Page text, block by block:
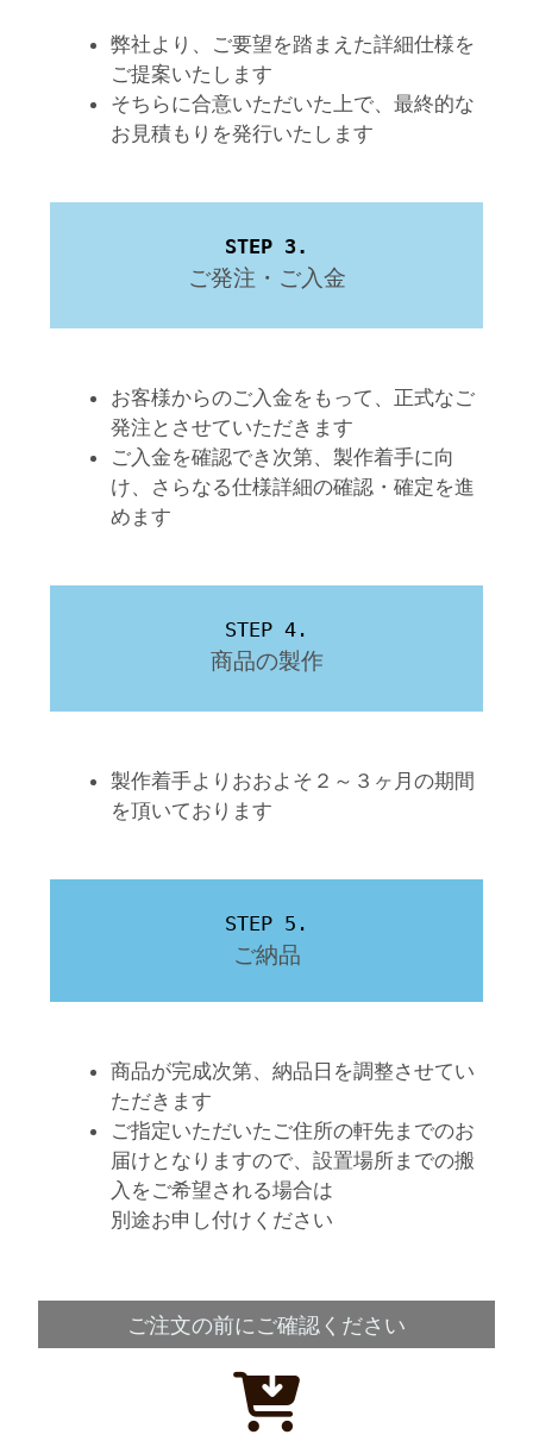
弊社より、ご要望を踏まえた詳細仕様を
ご提案いたします
そちらに合意いただいた上で、最終的な
お見積もりを発行いたします
STEP 3.
ご発注・ご入金
お客様からのご入金をもって、正式なご
発注とさせていただきます
ご入金を確認でき次第、製作着手に向
け、さらなる仕様詳細の確認・確定を進
めます
STEP 4.
商品の製作
製作着手よりおおよそ２～３ヶ月の期間
を頂いております
STEP 5.
ご納品
商品が完成次第、納品日を調整させてい
ただきます
ご指定いただいたご住所の軒先までのお
届けとなりますので、設置場所までの搬
入をご希望される場合は
別途お申し付けください
ご注文の前にご確認ください